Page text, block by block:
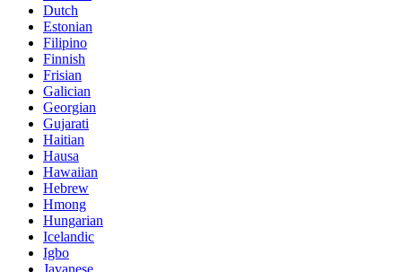
Dutch
Estonian
Filipino
Finnish
Frisian
Galician
Georgian
Gujarati
Haitian
Hausa
Hawaiian
Hebrew
Hmong
Hungarian
Icelandic
Igbo
Javanese